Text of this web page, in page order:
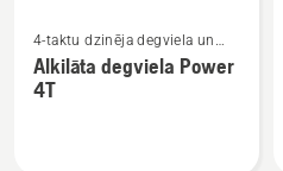
vairāk
informācijas
par
4-taktu dzinēja degviela un
eļļa
Alkilāta degviela Power
4T